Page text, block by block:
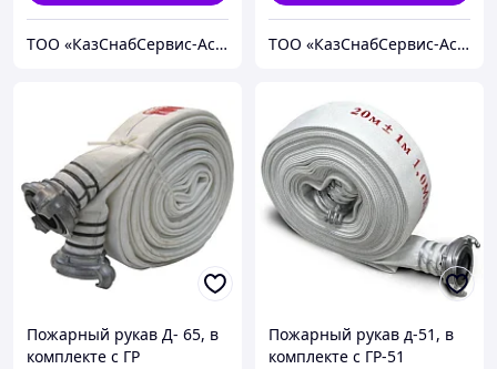
ТОО «КазСнабСервис-Астана» ТОО «КазСнабСервис-Астана»
Пожарный рукав Д- 65, в
комплекте с ГР
Пожарный рукав д-51, в
комплекте с ГР-51